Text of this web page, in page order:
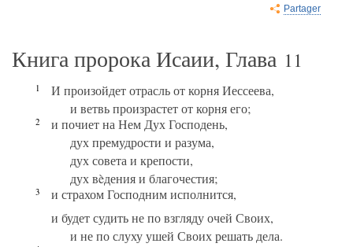
Partager
Книга пророка Исаии, Глава 11
1
И произойдет отрасль от корня Иессеева,
и ветвь произрастет от корня его;
2
и почиет на Нем Дух Господень,
дух премудрости и разума,
дух совета и крепости,
дух вèдения и благочестия;
3
и страхом Господним исполнится,
и будет судить не по взгляду очей Своих,
и не по слуху ушей Своих решать дела.